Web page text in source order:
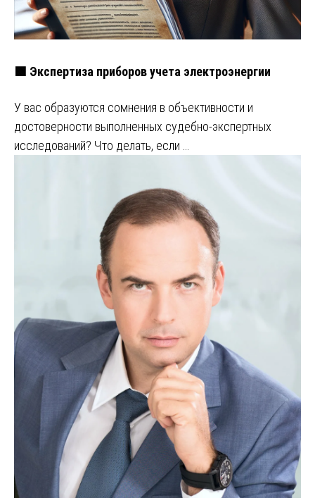
🟩 Экспертиза приборов учета электроэнергии
У вас образуются сомнения в объективности и
достоверности выполненных судебно-экспертных
исследований? Что делать, если …